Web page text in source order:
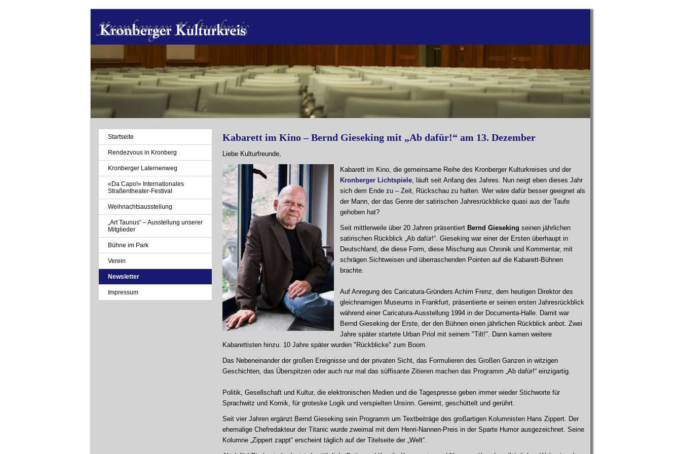
Kabarett im Kino – Bernd Gieseking mit „Ab dafür!“ am 13. Dezember
Liebe Kulturfreunde,
Kabarett im Kino, die gemeinsame Reihe des Kronberger Kulturkreises und der
Kronberger Lichtspiele, läuft seit Anfang des Jahres. Nun neigt eben dieses Jahr
sich dem Ende zu – Zeit, Rückschau zu halten. Wer wäre dafür besser geeignet als
der Mann, der das Genre der satirischen Jahresrückblicke quasi aus der Taufe
gehoben hat?
Seit mittlerweile über 20 Jahren präsentiert Bernd Gieseking seinen jährlichen
satirischen Rückblick „Ab dafür!“. Gieseking war einer der Ersten überhaupt in
Deutschland, die diese Form, diese Mischung aus Chronik und Kommentar, mit
schrägen Sichtweisen und überraschenden Pointen auf die Kabarett-Bühnen
brachte.
Auf Anregung des Caricatura-Gründers Achim Frenz, dem heutigen Direktor des
gleichnamigen Museums in Frankfurt, präsentierte er seinen ersten Jahresrückblick
während einer Caricatura-Ausstellung 1994 in der Documenta-Halle. Damit war
Bernd Gieseking der Erste, der den Bühnen einen jährlichen Rückblick anbot. Zwei
Jahre später startete Urban Priol mit seinem "Tilt!". Dann kamen weitere
Kabarettisten hinzu. 10 Jahre später wurden "Rückblicke" zum Boom.
Das Nebeneinander der großen Ereignisse und der privaten Sicht, das Formulieren des Großen Ganzen in witzigen
Geschichten, das Überspitzen oder auch nur mal das süffisante Zitieren machen das Programm „Ab dafür!“ einzigartig.
Politik, Gesellschaft und Kultur, die elektronischen Medien und die Tagespresse geben immer wieder Stichworte für
Sprachwitz und Komik, für groteske Logik und verspielten Unsinn. Gereimt, geschüttelt und gerührt.
Seit vier Jahren ergänzt Bernd Gieseking sein Programm um Textbeiträge des großartigen Kolumnisten Hans Zippert. Der
ehemalige Chefredakteur der Titanic wurde zweimal mit dem Henri-Nannen-Preis in der Sparte Humor ausgezeichnet. Seine
Kolumne „Zippert zappt“ erscheint täglich auf der Titelseite der „Welt“.
Navigation
überspringen
Startseite
Rendezvous in Kronberg
Kronberger Laternenweg
«Da Capo!» Internationales
Straßentheater-Festival
Weihnachtsausstellung
„Art Taunus“ – Ausstellung unserer
Mitglieder
Bühne im Park
Verein
Newsletter
Impressum